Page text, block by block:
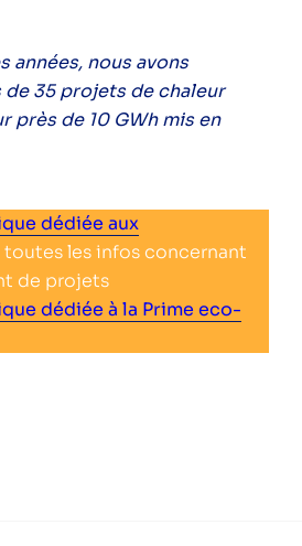
années, nous avons
35 projets de chaleur
près de 10 GWh mis en
dédiée aux
toutes les infos concernant
de projets
dédiée à la Prime eco-